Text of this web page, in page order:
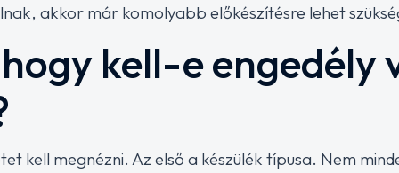
akkor már komolyabb előkészítésre lehet
kell-e engedély
kell megnézni. Az első a készülék típusa. Nem